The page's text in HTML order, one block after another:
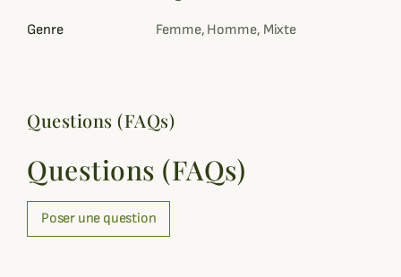
Genre Femme, Homme, Mixte
Questions (FAQs)
Questions (FAQs)
Poser une question